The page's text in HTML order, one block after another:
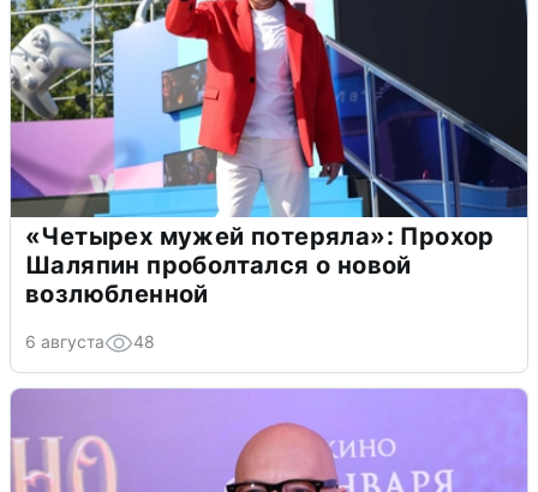
«Четырех мужей потеряла»: Прохор
Шаляпин проболтался о новой
возлюбленной
6 августа 48